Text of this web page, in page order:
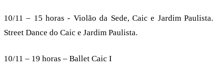
10/11 – 15 horas - Violão da Sede, Caic e Jardim Paulista.
Street Dance do Caic e Jardim Paulista.
10/11 – 19 horas – Ballet Caic I